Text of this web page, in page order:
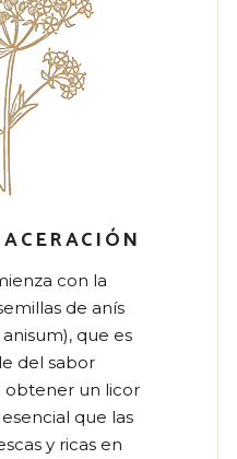
con la
de anís
que es
del sabor
obtener un licor
que las
y ricas en